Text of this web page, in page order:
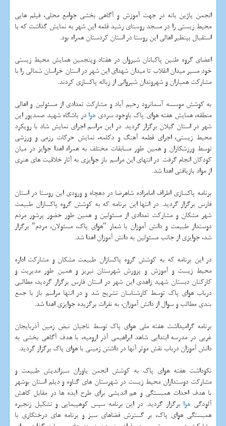
انجمن پاژین بانه در جهت آموزش و آگاهی بخشی جوامع محلی، فیلم هایی
محیط زیستی را در مسجد روستای رشید قلعه این شهر به نمایش گذاشت كه با
استقبال بینظیر اهالی این روستا در استان كردستان همراه بود.
اعضای گروه طنین پاكبانان شیروان در هفتاد وپنجمین همایش محیط زیستی
خود مسیر میدان انقلاب تا میدان شهدای این شهر در استان خراسان شمالی را با
مشاركت همیاران و شهروندان شیروانی از زباله پاكسازی كردند.
به كوشش موسسه آسمانرود رحیم آباد و مشاركت تعدادی از مسئولین و اهالی
منطقه، همایش هفته هوای پاك باوجود سردیهوا در باشگاه شهید صمدپور این
شهر در استان گیلان برگزار گردید. در این مراسم اجرای نمایش شاد با رویكرد
محیط زیستی، اجرای قطعه آهنگ و دكلمه، نمایش حركات رزمی و ورزشی
توسط ورزشكاران و همین طور مسابقات مختلف به همراه اهدا جوایز در میان
كودكان انجام گرفت. در انتهای این مراسم باز جوایزی به آثار خلاقیت های هنری
از مواد بازیافتی اهدا شد.
برنامه پاكسازی اطراف امامزاده شاهرضا در دهچاه و ورودی این روستا در استان
فارس برگزار گردید. در انتها این برنامه كه به كوشش گروه پاكسازان طبیعت
شهر مشكان و مشاركت تعدادی از مسئولین و همین طور حضور پرشور مردم
دوستدار طبیعت و دانش آموزان با شعار "هوای پاك، مسئولان، مردم" برگزار
شد، جوایزی از جانب مسئولین به دانش آموزان اهدا شد.
در این برنامه كه به كوشش گروه پاكسازان طبیعت مشكان و مشاركت اداره
محیط زیست و آموزش و پرورش شهرستان نیریز و همین طور مدیریت و
كاركنان دبستان شهید زاهدی این شهر در استان فارس برگزار گردید، مطالبی
درباب هوای پاك توسط كارشناسان تشریح شد و در انتها مراسم باز با جمع
بندی مطالب و سوال از دانش آموزان، به نفرات برگزیده جوایزی اهدا شد.
برنامه گرامیداشت هفته ملی هوای پاك توسط ناجیان نبض زمین آذربایجان
غربی در مدرسه ابتدایی شاهد ابراهیمی آذر ارومیه، با هدف آگاهی بخشی به
دانش آموزان درباب نقش موثر آنها در داشتن زمینی با هوای پاك برگزار گردید.
نكوداشت هفته هوای پاك به كوشش انجمن یاوران سبزاندیش طبیعت و
مشاركت دوستداران محیط زیست در شهرستان های گناوه و دیلم استان بوشهر
با هدف احداث همبستگی و هم اندیشی برای طرح ایده ها در مقابل كاهش
آلودگیهوا برگزار گردید. در این برنامه سپس كوهپیمایی و تشكیل زنجیره
همبستگی هوای پاك، بر گسترش فضاهای سبز و برنامه های درختكاری با